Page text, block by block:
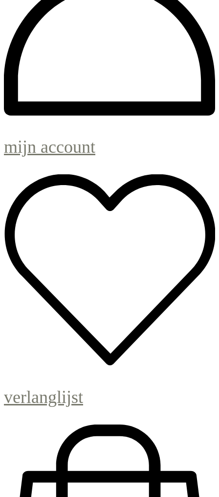
mijn account
verlanglijst